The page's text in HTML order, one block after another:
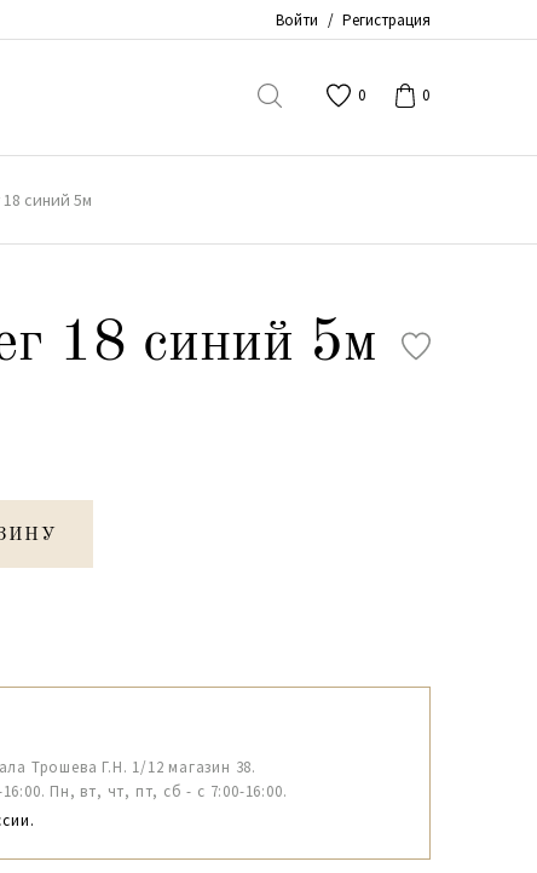
Войти / Регистрация
0 0
синий 5м
18 синий 5м
Трошева Г.Н. 1/12 магазин 38.
Пн, вт, чт, пт, сб - с 7:00-16:00.